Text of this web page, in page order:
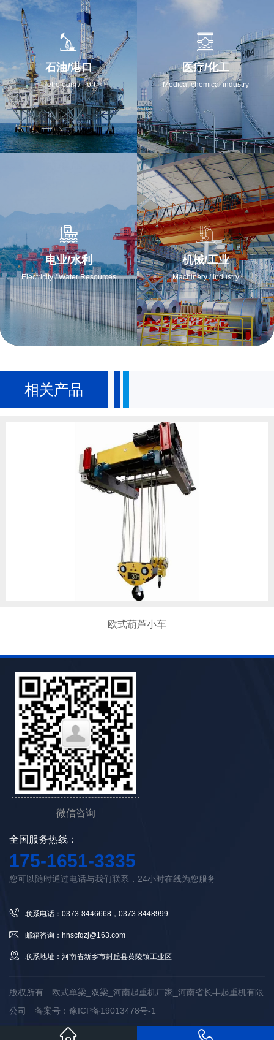
石油/港口
Petroleum / Port
医疗/化工
Medical chemical industry
电业/水利
Electricity / Water Resources
机械/工业
Machinery / Industry
相关产品
欧式葫芦小车
微信咨询
全国服务热线：
175-1651-3335
您可以随时通过电话与我们联系，24小时在线为您服务
联系电话：0373-8446668，0373-8448999
邮箱咨询：hnscfqzj@163.com
联系地址：河南省新乡市封丘县黄陵镇工业区
版权所有 欧式单梁_双梁_河南起重机厂家_河南省长丰起重机有限
公司 备案号：豫ICP备19013478号-1